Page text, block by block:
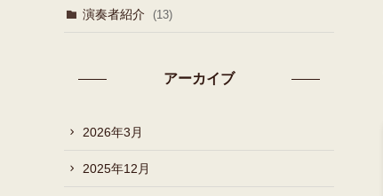
演奏者紹介 (13)
アーカイブ
2026年3月
2025年12月